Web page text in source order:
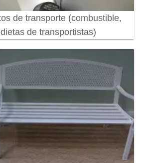
de transporte (combustible,
de transportistas)